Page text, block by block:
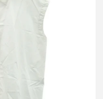
GATHERED TOP WITH
HM26S757-STY13
円